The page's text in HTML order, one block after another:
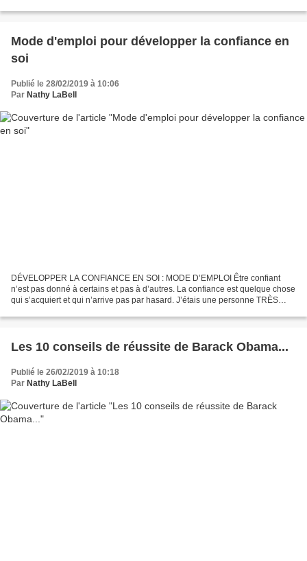
Mode d'emploi pour développer la confiance en
soi
Publié le 28/02/2019 à 10:06
Par Nathy LaBell
DÉVELOPPER LA CONFIANCE EN SOI : MODE D’EMPLOI Être confiant
n’est pas donné à certains et pas à d’autres. La confiance est quelque chose
qui s’acquiert et qui n’arrive pas par hasard. J’étais une personne TRÈS
Les 10 conseils de réussite de Barack Obama...
Publié le 26/02/2019 à 10:18
Par Nathy LaBell